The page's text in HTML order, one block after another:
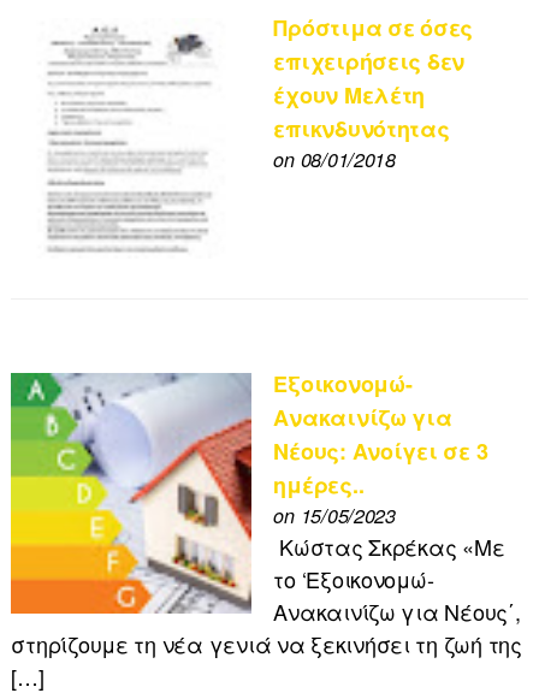
Πρόστιμα σε όσες
επιχειρήσεις δεν
έχουν Μελέτη
επικνδυνότητας
on 08/01/2018
Εξοικονομώ-
Ανακαινίζω για
Νέους: Ανοίγει σε 3
ημέρες..
on 15/05/2023
Κώστας Σκρέκας «Με
το ‘Εξοικονομώ-
Ανακαινίζω για Νέους΄,
στηρίζουμε τη νέα γενιά να ξεκινήσει τη ζωή της
[…]